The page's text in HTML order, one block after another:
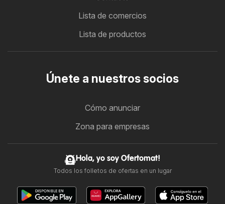
Lista de comercios
Lista de productos
Únete a nuestros socios
Cómo anunciar
Zona para empresas
Hola, yo soy Ofertomat!
Todos los folletos de ofertas en un lugar